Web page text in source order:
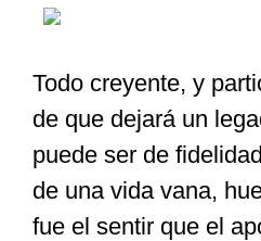
Todo creyente, y
de que dejará un
puede ser de
de una vida vana,
fue el sentir que el